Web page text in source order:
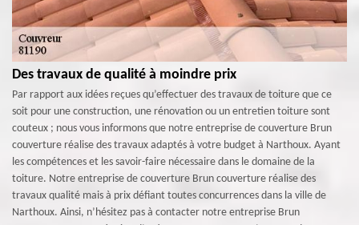
Des travaux de qualité à moindre prix
Par rapport aux idées reçues qu’effectuer des travaux de toiture que ce
soit pour une construction, une rénovation ou un entretien toiture sont
couteux ; nous vous informons que notre entreprise de couverture Brun
couverture réalise des travaux adaptés à votre budget à Narthoux. Ayant
les compétences et les savoir-faire nécessaire dans le domaine de la
toiture. Notre entreprise de couverture Brun couverture réalise des
travaux qualité mais à prix défiant toutes concurrences dans la ville de
Narthoux. Ainsi, n’hésitez pas à contacter notre entreprise Brun